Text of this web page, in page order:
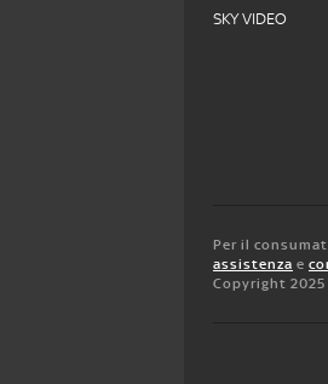
SKY VIDEO
Per il
assistenza e
Copyright 2025